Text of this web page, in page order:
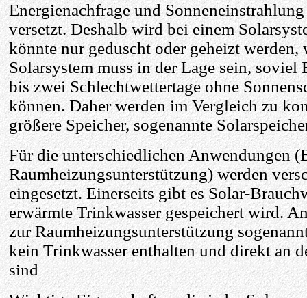
Energienachfrage und
versetzt. Deshalb wird bei einem
könnte nur geduscht oder geheizt
Solarsystem muss in der Lage sein, soviel
bis zwei Schlechtwettertage ohne
können. Daher werden im Vergleich zu
größere Speicher, sogenannte
Für die unterschiedlichen Anwendungen
Raumheizungsunterstützung) werden
eingesetzt. Einerseits gibt es Solar-
erwärmte Trinkwasser gespeichert wird.
zur Raumheizungsunterstützung
kein Trinkwasser enthalten und direkt an
sind